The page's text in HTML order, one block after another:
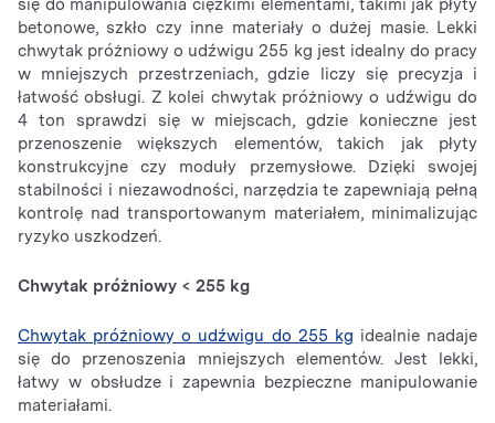
się do manipulowania ciężkimi elementami, takimi jak płyty
betonowe, szkło czy inne materiały o dużej masie. Lekki
chwytak próżniowy o udźwigu 255 kg jest idealny do pracy
w mniejszych przestrzeniach, gdzie liczy się precyzja i
łatwość obsługi. Z kolei chwytak próżniowy o udźwigu do
4 ton sprawdzi się w miejscach, gdzie konieczne jest
przenoszenie większych elementów, takich jak płyty
konstrukcyjne czy moduły przemysłowe. Dzięki swojej
stabilności i niezawodności, narzędzia te zapewniają pełną
kontrolę nad transportowanym materiałem, minimalizując
ryzyko uszkodzeń.
Chwytak próżniowy < 255 kg
Chwytak próżniowy o udźwigu do 255 kg idealnie nadaje
się do przenoszenia mniejszych elementów. Jest lekki,
łatwy w obsłudze i zapewnia bezpieczne manipulowanie
materiałami.